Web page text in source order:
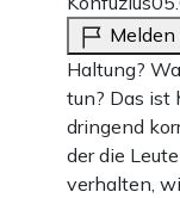
Melden
Haltung?
tun? Das ist
dringend
der die
verhalten,